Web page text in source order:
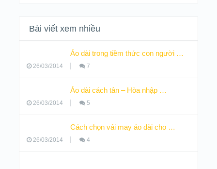
Bài viết xem nhiều
Áo dài trong tiềm thức con người …
26/03/2014 7
Áo dài cách tân – Hòa nhập …
26/03/2014 5
Cách chọn vải may áo dài cho …
26/03/2014 4